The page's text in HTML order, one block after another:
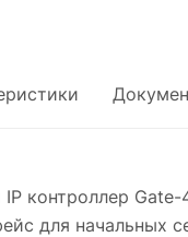
контроллер Gate-
для начальных